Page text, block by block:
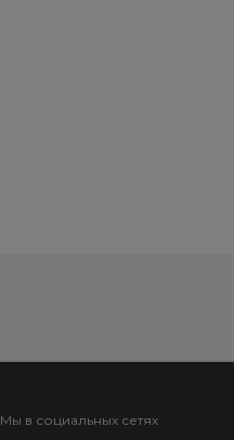
Мы в социальных сетях